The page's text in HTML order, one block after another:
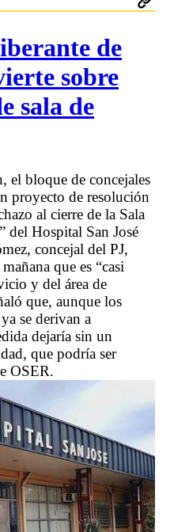
de
sobre
sala de
el bloque de concejales
proyecto de resolución
al cierre de la Sala
del Hospital San José
concejal del PJ,
que es “casi
y del área de
que, aunque los
se derivan a
dejaría sin un
que podría ser
OSER.